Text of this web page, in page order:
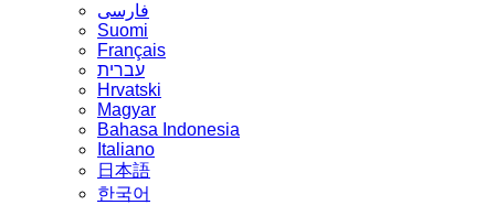
فارسی
Suomi
Français
עברית
Hrvatski
Magyar
Bahasa Indonesia
Italiano
日本語
한국어